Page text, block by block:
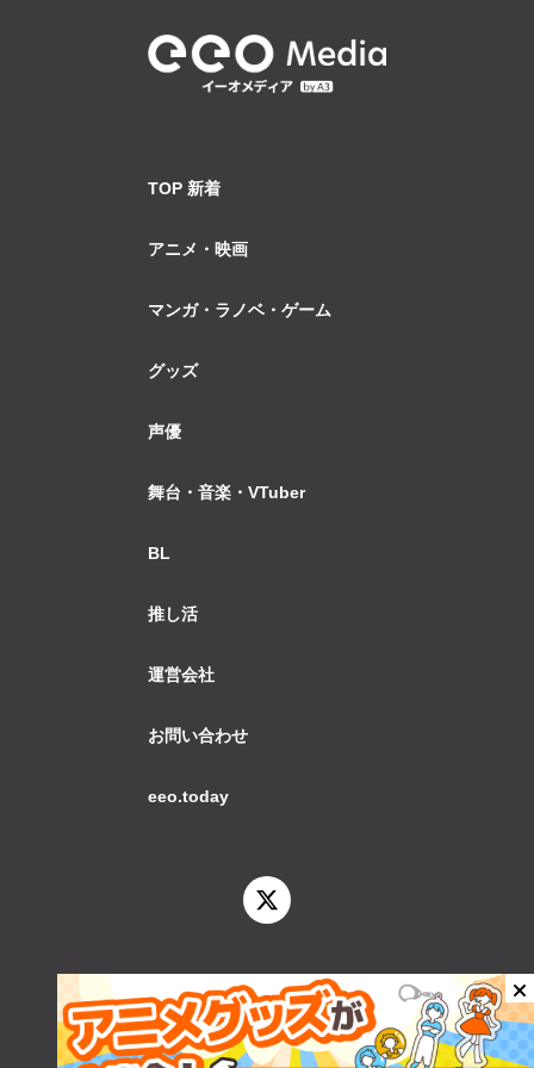
TOP 新着
アニメ・映画
マンガ・ラノベ・ゲーム
グッズ
声優
舞台・音楽・VTuber
BL
推し活
運営会社
お問い合わせ
eeo.today
© 2026 eeo.today